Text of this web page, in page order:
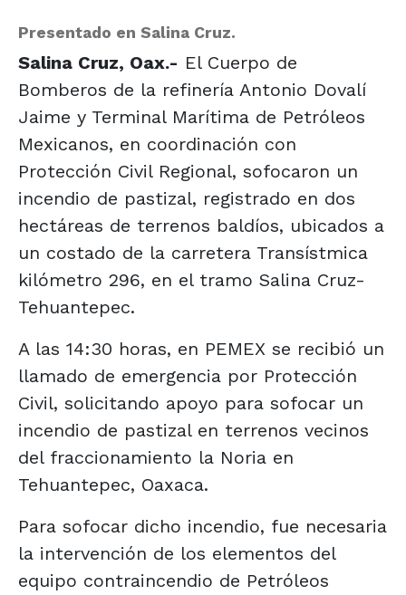
Presentado en Salina Cruz.
Salina Cruz, Oax.- El Cuerpo de
Bomberos de la refinería Antonio Dovalí
Jaime y Terminal Marítima de Petróleos
Mexicanos, en coordinación con
Protección Civil Regional, sofocaron un
incendio de pastizal, registrado en dos
hectáreas de terrenos baldíos, ubicados a
un costado de la carretera Transístmica
kilómetro 296, en el tramo Salina Cruz-
Tehuantepec.
A las 14:30 horas, en PEMEX se recibió un
llamado de emergencia por Protección
Civil, solicitando apoyo para sofocar un
incendio de pastizal en terrenos vecinos
del fraccionamiento la Noria en
Tehuantepec, Oaxaca.
Para sofocar dicho incendio, fue necesaria
la intervención de los elementos del
equipo contraincendio de Petróleos